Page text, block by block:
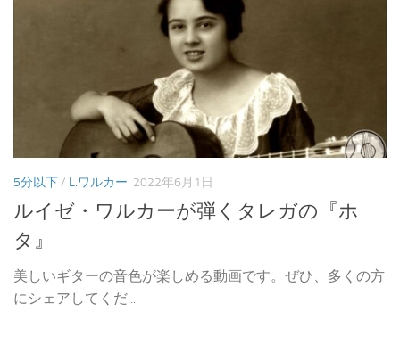
5分以下/ L.ワルカー 2022年6月1日
ルイゼ・ワルカーが弾くタレガの『ホ
タ』
美しいギターの音色が楽しめる動画です。ぜひ、多くの方
にシェアしてくだ...